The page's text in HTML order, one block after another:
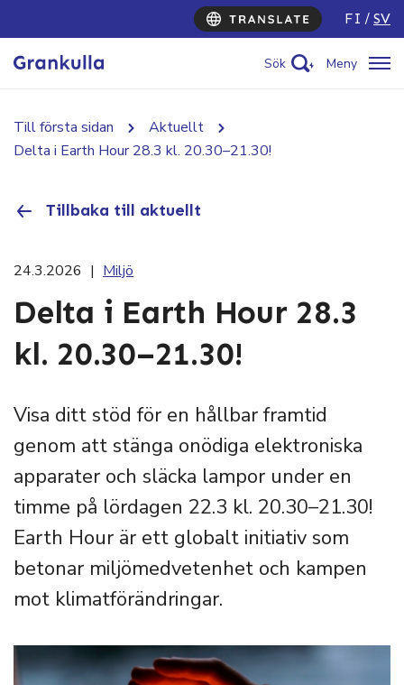
FI SV
Sök Meny
Till första sidan
Aktuellt
Delta i Earth Hour 28.3 kl. 20.30–21.30!
Tillbaka till aktuellt
24.3.2026 | Miljö
Delta i Earth Hour 28.3
kl. 20.30–21.30!
Visa ditt stöd för en hållbar framtid
genom att stänga onödiga elektroniska
apparater och släcka lampor under en
timme på lördagen 22.3 kl. 20.30–21.30!
Earth Hour är ett globalt initiativ som
betonar miljömedvetenhet och kampen
mot klimatförändringar.